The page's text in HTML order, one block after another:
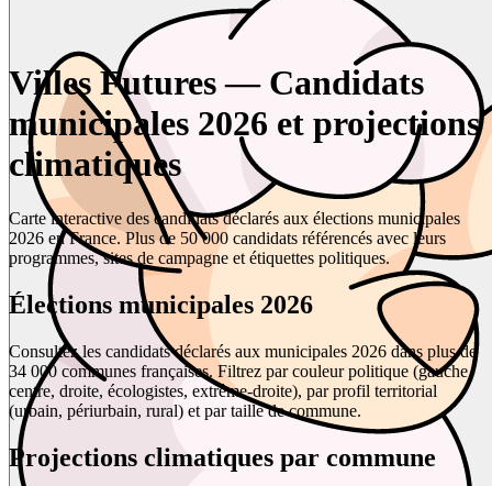
Villes Futures — Candidats
municipales 2026 et projections
climatiques
Carte interactive des candidats déclarés aux élections municipales
2026 en France. Plus de 50 000 candidats référencés avec leurs
programmes, sites de campagne et étiquettes politiques.
Élections municipales 2026
Consultez les candidats déclarés aux municipales 2026 dans plus de
34 000 communes françaises. Filtrez par couleur politique (gauche,
centre, droite, écologistes, extrême-droite), par profil territorial
(urbain, périurbain, rural) et par taille de commune.
Projections climatiques par commune